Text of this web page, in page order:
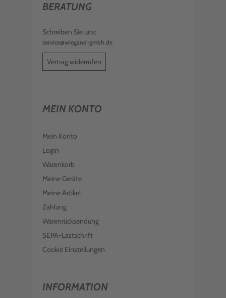
BERATUNG
Schreiben Sie uns:
service@wiegand-gmbh.de
Vertrag widerrufen
MEIN KONTO
Mein Konto
Login
Warenkorb
Meine Geräte
Meine Artikel
Zahlung
Warenrücksendung
SEPA-Lastschrift
Cookie Einstellungen
INFORMATION